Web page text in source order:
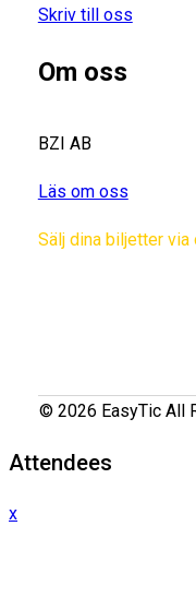
Skriv till oss
Om oss
BZI AB
Läs om oss
Sälj dina biljetter
© 2026 EasyTic All
Attendees
x